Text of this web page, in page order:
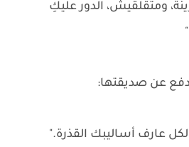
ومتقلقيش، الدور عليكِ
عن صديقتها:
عارف أساليبك القذرة."